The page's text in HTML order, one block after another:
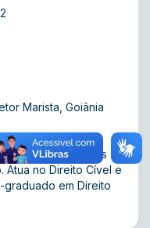
Marista, Goiânia
Direito, Relações
Atua no Direito Cível e
em Direito